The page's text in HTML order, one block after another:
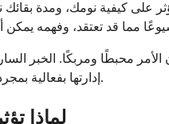
على كيفية نومك، ومدة بقائك
محبطًا ومربكًا. الخبر
إدارتها بفعالية بمجرد معرفة ما تبحث عنه وكيف تتحدث مع طبيبك حول ذلك.
لماذا